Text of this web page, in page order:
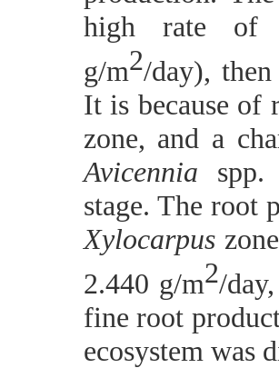
high rate of
g/m2/day),
It is because of
zone, and a
Avicennia
stage. The root
Xylocarpus
2.440 g/m2/
fine root
ecosystem was